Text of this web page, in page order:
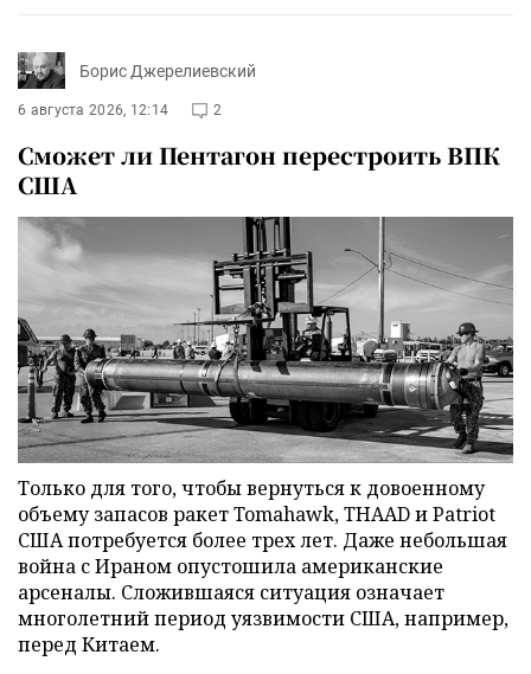
Борис Джерелиевский
6 августа 2026, 12:14 2
Сможет ли Пентагон перестроить ВПК
США
Только для того, чтобы вернуться к довоенному
объему запасов ракет Tomahawk, THAAD и Patriot
США потребуется более трех лет. Даже небольшая
война с Ираном опустошила американские
арсеналы. Сложившаяся ситуация означает
многолетний период уязвимости США, например,
перед Китаем.